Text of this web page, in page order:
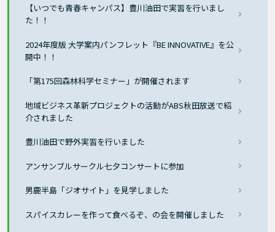
【いつでも青春キャンパス】豊川油田で実習を行いまし
た！！
2024年度版 大学案内パンフレット『BE INNOVATIVE』を公
開中！！
「第175回森林科学セミナー」が開催されます
地域ビジネス革新プロジェクトの活動がABS秋田放送で紹
介されました
豊川油田で野外実習を行いました
アンサンブルサークル七夕コンサートに参加
男鹿半島「ジオサイト」を見学しました
スパイスカレーを作って食べるぞ、の会を開催しました